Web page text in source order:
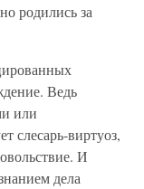
родились за
Ведь
или
слесарь-виртуоз,
И
дела